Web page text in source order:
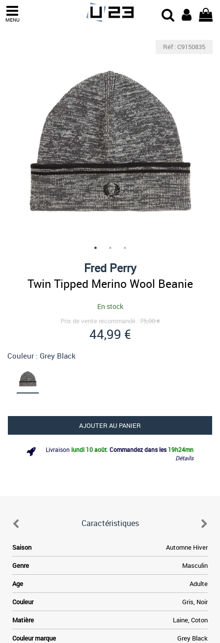
MENU
Réf : C9150835
Fred Perry
Twin Tipped Merino Wool Beanie
En stock
Prix de vente recommandé :75,00 €
44,99 €
Couleur : Grey Black
AJOUTER AU PANIER
Livraison lundi 10 août Commandez dans les 19h24mn
Détails
Caractéristiques
Saison Automne Hiver
Genre Masculin
Age Adulte
Couleur Gris, Noir
Matière Laine, Coton
Couleur marque Grey Black